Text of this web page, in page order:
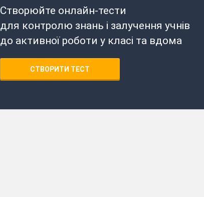
Створюйте онлайн-тести
для контролю знань і залучення учнів
до активної роботи у класі та вдома
СТВОРИТИ ТЕСТ